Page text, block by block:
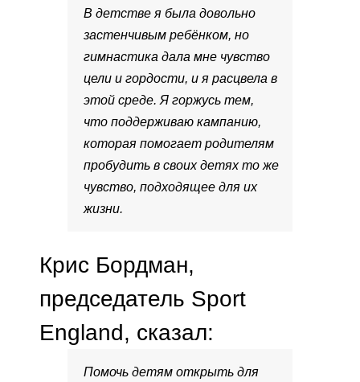
В детстве я была довольно
застенчивым ребёнком, но
гимнастика дала мне чувство
цели и гордости, и я расцвела в
этой среде. Я горжусь тем,
что поддерживаю кампанию,
которая помогает родителям
пробудить в своих детях то же
чувство, подходящее для их
жизни.
Крис Бордман,
председатель Sport
England, сказал:
Помочь детям открыть для